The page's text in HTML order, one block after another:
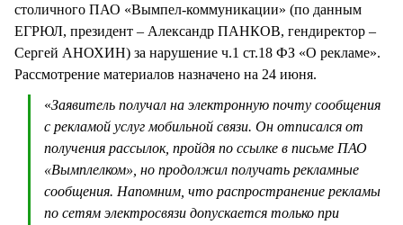
столичного ПАО «Вымпел-коммуникации» (по данным
ЕГРЮЛ, президент – Александр ПАНКОВ, гендиректор –
Сергей АНОХИН) за нарушение ч.1 ст.18 ФЗ «О рекламе».
Рассмотрение материалов назначено на 24 июня.
«Заявитель получал на электронную почту сообщения
с рекламой услуг мобильной связи. Он отписался от
получения рассылок, пройдя по ссылке в письме ПАО
«Вымплелком», но продолжил получать рекламные
сообщения. Напомним, что распространение рекламы
по сетям электросвязи допускается только при